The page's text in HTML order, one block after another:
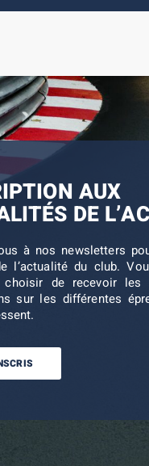
AUX
DE
à nos newsletters
l’actualité du club.
choisir de recevoir les
sur les différentes